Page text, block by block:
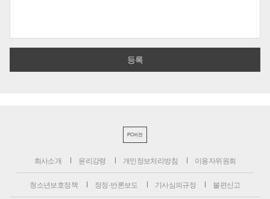
PC버전
회사소개 윤리강령 개인정보처리방침 이용자위원회
청소년보호정책 정정·반론보도 기사심의규정 불편신고